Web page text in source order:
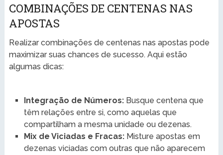
COMBINAÇÕES DE CENTENAS NAS
APOSTAS
Realizar combinações de centenas nas apostas pode
maximizar suas chances de sucesso. Aqui estão
algumas dicas:
Integração de Números:Busque centena que
têm relações entre si, como aquelas que
compartilham a mesma unidade ou dezenas.
Mix de Viciadas e Fracas:Misture apostas em
dezenas viciadas com outras que não aparecem